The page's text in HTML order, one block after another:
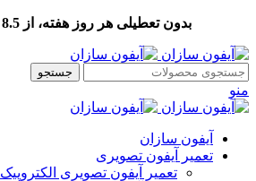
بدون تعطیلی هر روز هفته، از 8.5 صبح تا 9 شب
جستجو
منو
آیفون سازان
تعمیر آیفون تصویری
تعمیر آیفون تصویری الکتروپیک